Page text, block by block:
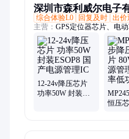
深圳市森利威尔电子
综合体验L0
回复及时 出价
主营： GPS定位器芯片、电
片、降压恒流IC、降压恒压
LED线性芯片、200V中低压
芯片
12-24v降压芯片
功率50W 封装
恒压